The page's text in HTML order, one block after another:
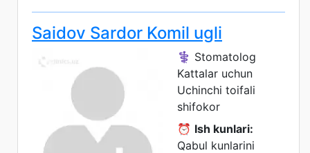
Saidov Sardor Komil ugli
⚕️ Stomatolog
Kattalar uchun
Uchinchi toifali
shifokor
⏰ Ish kunlari:
Qabul kunlarini